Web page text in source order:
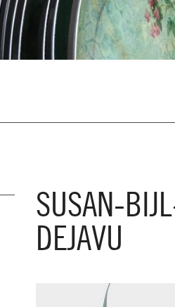
SUSAN-
DEJAVU